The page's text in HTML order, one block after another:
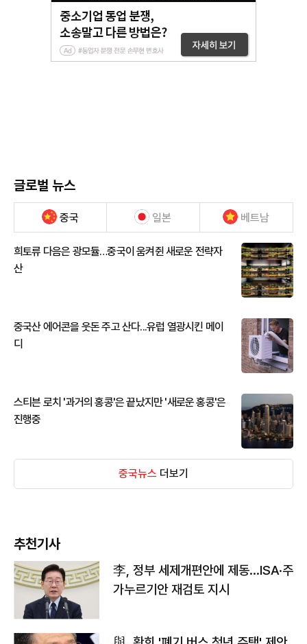
글로벌 뉴스
중국 일본 베트남
희토류 다음은 광모듈…중국이 움켜쥔 새로운 전략자
산
중국산 에어콘을 웃돈 주고 산다...유럽 열광시킨 메이
디
스티븐 로치 '과거의 홍콩'은 끝났지만 '새로운 홍콩'은
진행중
중국뉴스 더보기
추천기사
李, 정부 세제개편안에 제동…ISA·주
가누르기안 재검토 지시